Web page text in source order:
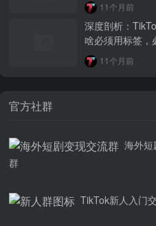
TikTok Shop 英美周榜出炉 美
11个月前
深度剖析：
啥必须用标签，
析 11个月前
官方社群
海外
群
TikTok新人入门